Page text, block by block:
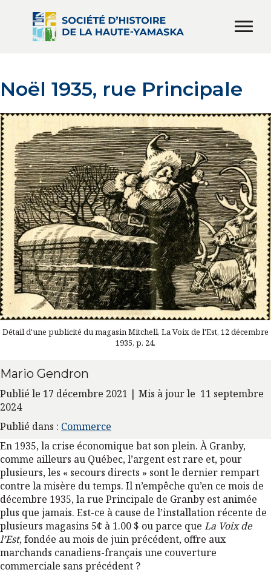
Noël 1935, rue Principale
Détail d'une publicité du magasin Mitchell, La Voix de l'Est, 12 décembre
1935, p. 24.
Mario Gendron
Publié le 17 décembre 2021 | Mis à jour le 11 septembre
2024
Publié dans : Commerce
En 1935, la crise économique bat son plein. À Granby,
comme ailleurs au Québec, l’argent est rare et, pour
plusieurs, les « secours directs » sont le dernier rempart
contre la misère du temps. Il n’empêche qu’en ce mois de
décembre 1935, la rue Principale de Granby est animée
plus que jamais. Est-ce à cause de l’installation récente de
plusieurs magasins 5¢ à 1.00 $ ou parce que La Voix de
l’Est, fondée au mois de juin précédent, offre aux
marchands canadiens-français une couverture
commerciale sans précédent ?